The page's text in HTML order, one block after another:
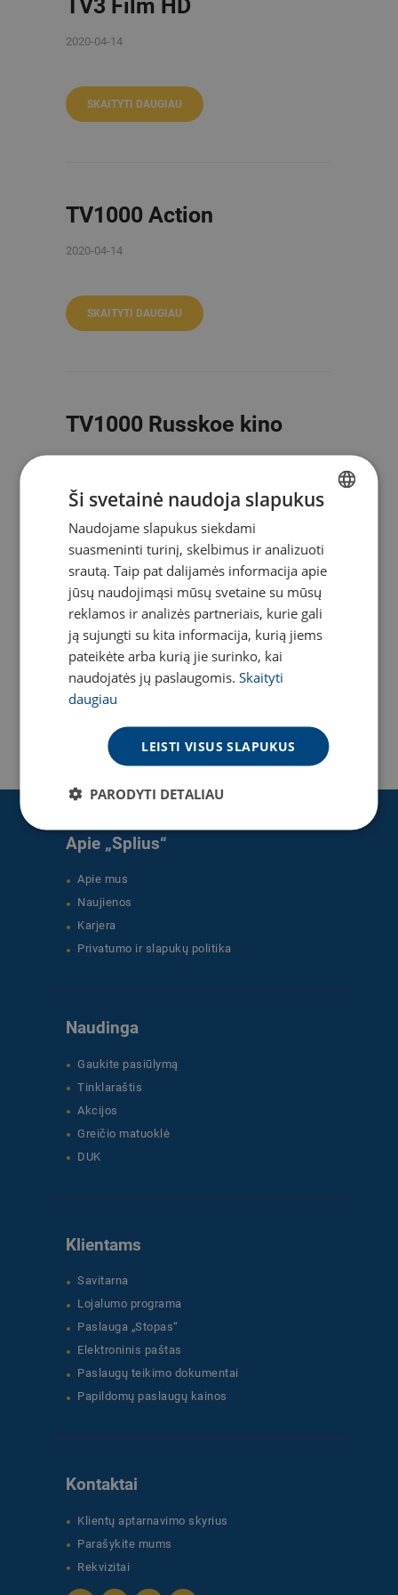
TV3 Film HD
2020-04-14
SKAITYTI DAUGIAU
TV1000 Action
2020-04-14
SKAITYTI DAUGIAU
TV1000 Russkoe kino
2020-04-14
SKAITYTI DAUGIAU
TV1000
2020-04-08
SKAITYTI DAUGIAU
Apie „Splius“
Apie mus
Naujienos
Karjera
Privatumo ir slapukų politika
Naudinga
Gaukite pasiūlymą
Tinklaraštis
Akcijos
Greičio matuoklė
DUK
Klientams
Savitarna
Lojalumo programa
Paslauga „Stopas“
Elektroninis paštas
Paslaugų teikimo dokumentai
Papildomų paslaugų kainos
Kontaktai
Klientų aptarnavimo skyrius
Parašykite mums
Rekvizitai
ENGLISH
Ši svetainė naudoja slapukus
Naudojame slapukus siekdami
suasmeninti turinį, skelbimus ir analizuoti
srautą. Taip pat dalijamės informacija apie
jūsų naudojimąsi mūsų svetaine su mūsų
reklamos ir analizės partneriais, kurie gali
ją sujungti su kita informacija, kurią jiems
pateikėte arba kurią jie surinko, kai
naudojatės jų paslaugomis. Skaityti
daugiau
LEISTI VISUS SLAPUKUS
PARODYTI DETALIAU